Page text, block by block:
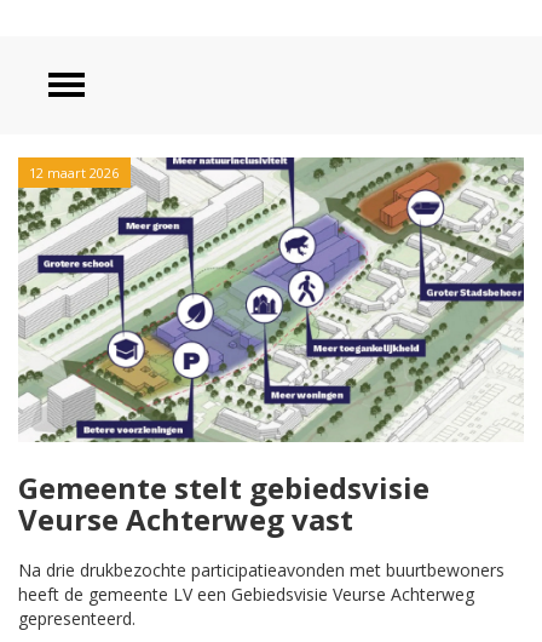
12 maart 2026
Gemeente stelt gebiedsvisie
Veurse Achterweg vast
Na drie drukbezochte participatieavonden met buurtbewoners
heeft de gemeente LV een Gebiedsvisie Veurse Achterweg
gepresenteerd.